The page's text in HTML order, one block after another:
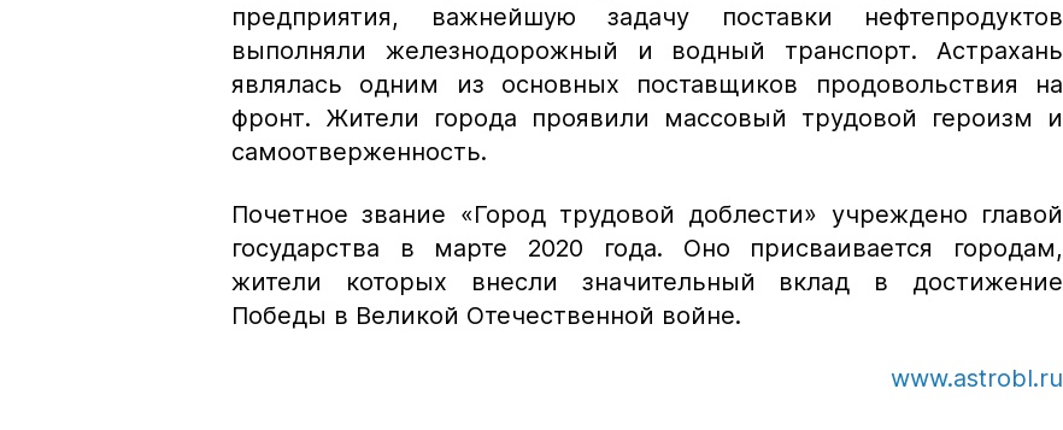
предприятия, важнейшую задачу поставки нефтепродуктов
выполняли железнодорожный и водный транспорт. Астрахань
являлась одним из основных поставщиков продовольствия на
фронт. Жители города проявили массовый трудовой героизм и
самоотверженность.
Почетное звание «Город трудовой доблести» учреждено главой
государства в марте 2020 года. Оно присваивается городам,
жители которых внесли значительный вклад в достижение
Победы в Великой Отечественной войне.
www.astrobl.ru